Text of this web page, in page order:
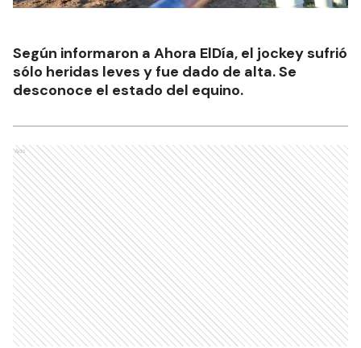
Según informaron a Ahora ElDía, el jockey sufrió
sólo heridas leves y fue dado de alta. Se
desconoce el estado del equino.
Ads